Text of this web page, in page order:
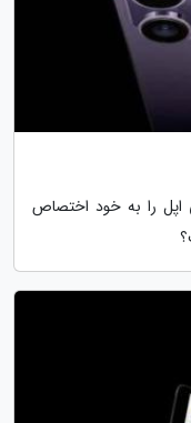
اپل را به خود اختصاص